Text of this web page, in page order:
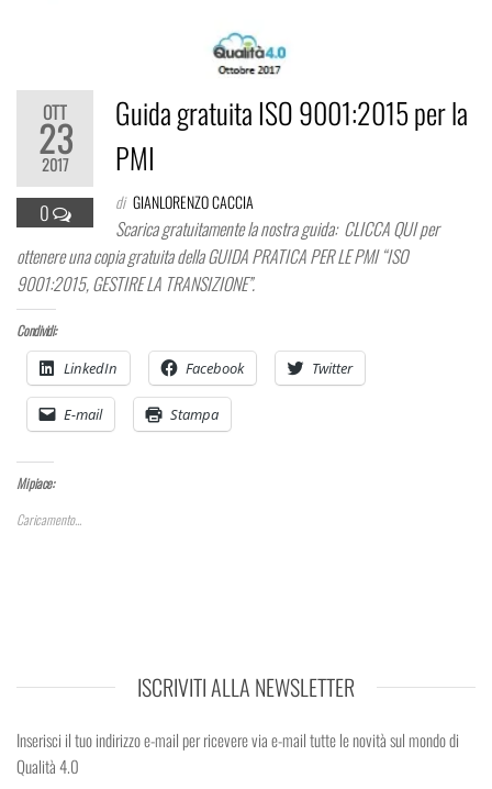
OTT
23
2017
0
Guida gratuita ISO 9001:2015 per la
PMI
di GIANLORENZO CACCIA
Scarica gratuitamente la nostra guida: CLICCA QUI per
ottenere una copia gratuita della GUIDA PRATICA PER LE PMI “ISO
9001:2015, GESTIRE LA TRANSIZIONE”.
Condividi:
LinkedIn Facebook Twitter
E-mail Stampa
Mi piace:
Caricamento...
ISCRIVITI ALLA NEWSLETTER
Inserisci il tuo indirizzo e-mail per ricevere via e-mail tutte le novità sul mondo di
Qualità 4.0